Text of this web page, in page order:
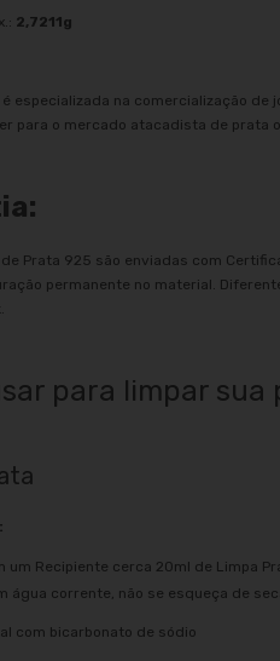
2,7211g
é especializada na comercialização de
para o mercado atacadista de prata
Prata 925 são enviadas com
permanente no material.
para limpar sua
um Recipiente cerca 20ml de Limpa
água corrente, não se esqueça de
com bicarbonato de sódio